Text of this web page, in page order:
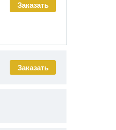
Заказать
Заказать